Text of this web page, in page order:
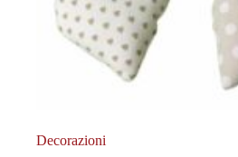
Decorazioni